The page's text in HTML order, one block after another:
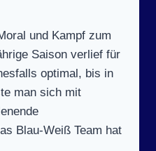
und Kampf zum
Saison verlief für
optimal, bis in
man sich mit
Blau-Weiß Team hat